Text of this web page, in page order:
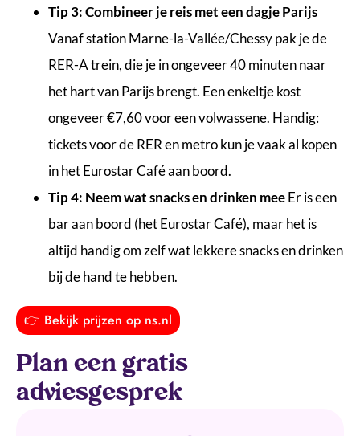
Tip 3: Combineer je reis met een dagje Parijs
Vanaf station Marne-la-Vallée/Chessy pak je de
RER-A trein, die je in ongeveer 40 minuten naar
het hart van Parijs brengt. Een enkeltje kost
ongeveer €7,60 voor een volwassene. Handig:
tickets voor de RER en metro kun je vaak al kopen
in het Eurostar Café aan boord.
Tip 4: Neem wat snacks en drinken meeEr is een
bar aan boord (het Eurostar Café), maar het is
altijd handig om zelf watlekkere snacksen drinken
bij de hand te hebben.
👉 Bekijk prijzen op ns.nl
Plan een gratis
adviesgesprek